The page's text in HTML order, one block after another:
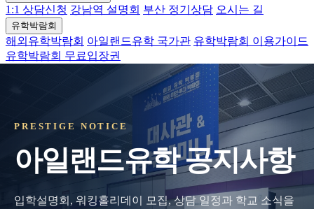
1:1 상담신청 강남역 설명회 부산 정기상담 오시는 길
유학박람회
해외유학박람회 아일랜드유학 국가관 유학박람회 이용가이드
유학박람회 무료입장권
PRESTIGE NOTICE
아일랜드유학 공지사항
입학설명회, 워킹홀리데이 모집, 상담 일정과 학교 소식을